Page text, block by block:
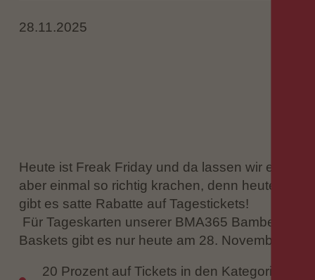
28.11.2025
Heute ist Freak Friday und da lassen wir es
aber einmal so richtig krachen, denn heute
gibt es satte Rabatte auf Tagestickets!
Für Tageskarten unserer BMA365 Bamberg
Baskets gibt es nur heute am 28. November:
20 Prozent auf Tickets in den Kategorien